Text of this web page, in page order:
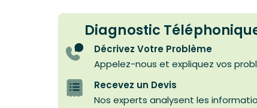
Diagnostic
Décrivez Votre Problème
Appelez-nous et expliquez vos
Recevez un Devis
Nos experts analysent les